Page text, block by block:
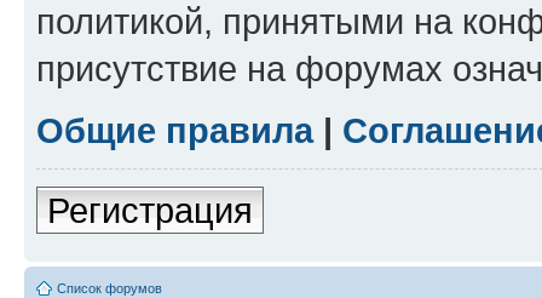
политикой, принятыми на
присутствие на форумах
Общие правила|
Регистрация
Список форумов